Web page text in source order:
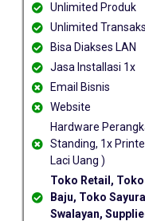
Unlimited Produk
Unlimited
Bisa Diakses LAN
Jasa Installasi 1x
Email Bisnis
Website
Hardware
Standing, 1x
Laci Uang )
Toko Retail,
Baju, Toko
Swalayan,